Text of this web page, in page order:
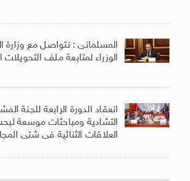
المسلمانى : نتواصل مع وزارة
الوزراء لمتابعة ملف التحويلات
انعقاد الدورة الرابعة للجنة
التشادية ومباحثات موسعة
العلاقات الثنائية فى شتى